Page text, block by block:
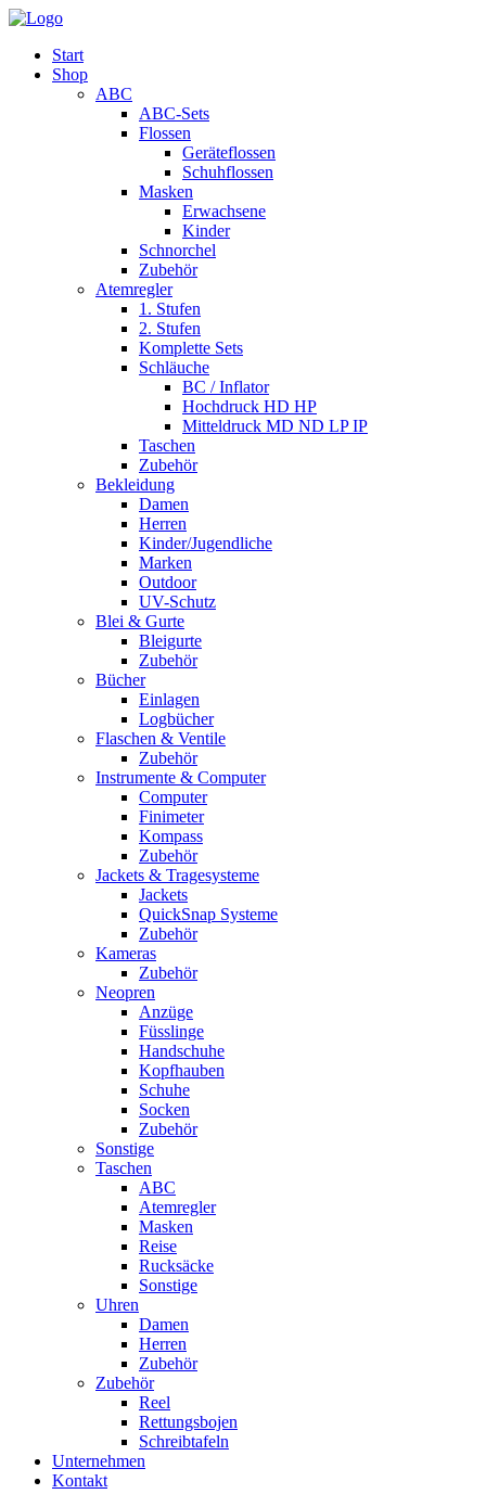
Start
Shop
ABC
ABC-Sets
Flossen
Geräteflossen
Schuhflossen
Masken
Erwachsene
Kinder
Schnorchel
Zubehör
Atemregler
1. Stufen
2. Stufen
Komplette Sets
Schläuche
BC / Inflator
Hochdruck HD HP
Mitteldruck MD ND LP IP
Taschen
Zubehör
Bekleidung
Damen
Herren
Kinder/Jugendliche
Marken
Outdoor
UV-Schutz
Blei & Gurte
Bleigurte
Zubehör
Bücher
Einlagen
Logbücher
Flaschen & Ventile
Zubehör
Instrumente & Computer
Computer
Finimeter
Kompass
Zubehör
Jackets & Tragesysteme
Jackets
QuickSnap Systeme
Zubehör
Kameras
Zubehör
Neopren
Anzüge
Füsslinge
Handschuhe
Kopfhauben
Schuhe
Socken
Zubehör
Sonstige
Taschen
ABC
Atemregler
Masken
Reise
Rucksäcke
Sonstige
Uhren
Damen
Herren
Zubehör
Zubehör
Reel
Rettungsbojen
Schreibtafeln
Unternehmen
Kontakt